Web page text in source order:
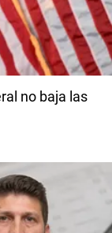
no baja las